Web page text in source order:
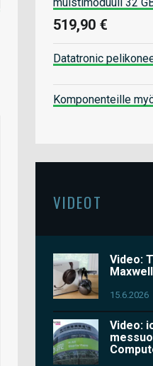
519,90 €
Datatronic
Komponenteille
VIDEOT
Video:
15.6.2026
Video: